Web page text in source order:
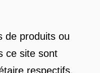
de produits ou
ce site sont
respectifs.